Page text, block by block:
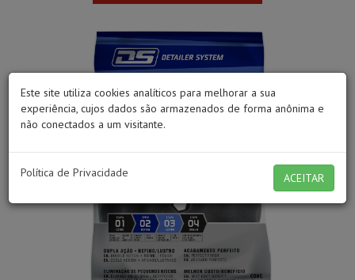
Este site utiliza cookies analíticos para melhorar a sua
experiência, cujos dados são armazenados de forma anônima e
não conectados a um visitante.
Política de Privacidade ACEITAR